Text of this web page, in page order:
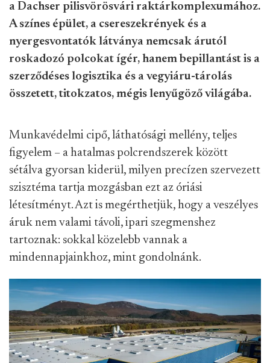
a Dachser pilisvörösvári raktárkomplexumához.
A színes épület, a csereszekrények és a
nyergesvontatók látványa nemcsak árutól
roskadozó polcokat ígér, hanem bepillantást is a
szerződéses logisztika és a vegyiáru-tárolás
összetett, titokzatos, mégis lenyűgöző világába.
Munkavédelmi cipő, láthatósági mellény, teljes
figyelem – a hatalmas polcrendszerek között
sétálva gyorsan kiderül, milyen precízen szervezett
szisztéma tartja mozgásban ezt az óriási
létesítményt. Azt is megérthetjük, hogy a veszélyes
áruk nem valami távoli, ipari szegmenshez
tartoznak: sokkal közelebb vannak a
mindennapjainkhoz, mint gondolnánk.